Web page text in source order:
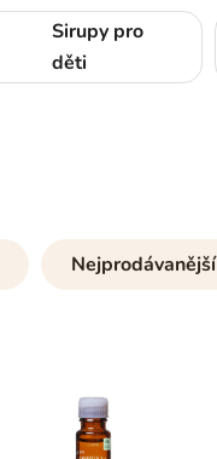
Sirupy pro
děti
Nejprodávanější